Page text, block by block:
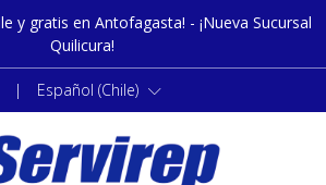
y gratis en Antofagasta! - ¡Nueva Sucursal
Quilicura!
| Español (Chile)